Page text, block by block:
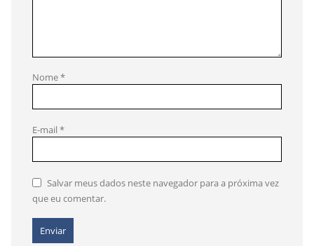
Nome*
E-mail *
Salvar meus dados neste navegador para a próxima vez
que eu comentar.